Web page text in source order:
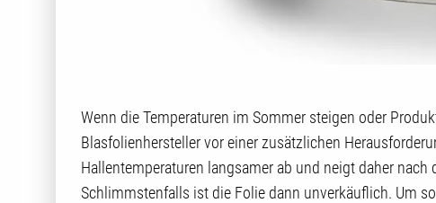
Wenn die Temperaturen im Sommer steigen oder
Blasfolienhersteller vor einer zusätzlichen
Hallentemperaturen langsamer ab und neigt daher
Schlimmstenfalls ist die Folie dann unverkäuflich. Um